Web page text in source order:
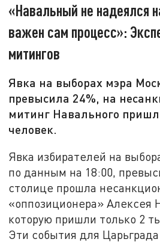
«Навальный не надеялся
важен сам процесс»:
митингов
Явка на выборах мэра
превысила 24%, на
митинг Навального
человек.
Явка избирателей на
по данным на 18:00,
столице прошла
«оппозиционера» Алексея
которую пришли только 2
Эти события для Царьграда